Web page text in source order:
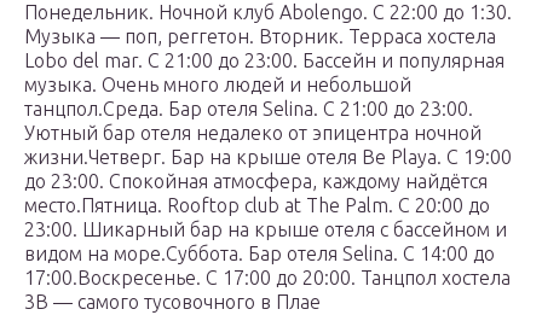
Понедельник. Ночной клуб Abolengo. С 22:00 до 1:30.
Музыка — поп, реггетон. Вторник. Терраса хостела
Lobo del mar. С 21:00 до 23:00. Бассейн и популярная
музыка. Очень много людей и небольшой
танцпол.Среда. Бар отеля Selina. С 21:00 до 23:00.
Уютный бар отеля недалеко от эпицентра ночной
жизни.Четверг. Бар на крыше отеля Be Playa. С 19:00
до 23:00. Спокойная атмосфера, каждому найдётся
место.Пятница. Rooftop club at The Palm. С 20:00 до
23:00. Шикарный бар на крыше отеля с бассейном и
видом на море.Суббота. Бар отеля Selina. С 14:00 до
17:00.Воскресенье. С 17:00 до 20:00. Танцпол хостела
3B — самого тусовочного в Плае